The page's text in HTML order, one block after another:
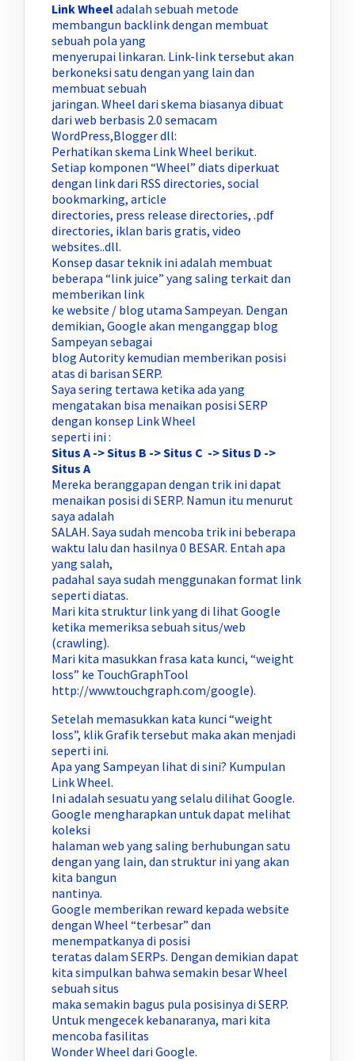
Link Wheeladalah sebuah metode
membangun backlink dengan membuat
sebuah pola yang
menyerupai linkaran. Link-link tersebut akan
berkoneksi satu dengan yang lain dan
membuat sebuah
jaringan. Wheel dari skema biasanya dibuat
dari web berbasis 2.0 semacam
WordPress,Blogger dll:
Perhatikan skema Link Wheel berikut.
Setiap komponen “Wheel” diats diperkuat
dengan link dari RSS directories, social
bookmarking, article
directories, press release directories, .pdf
directories, iklan baris gratis, video
websites..dll.
Konsep dasar teknik ini adalah membuat
beberapa “link juice” yang saling terkait dan
memberikan link
ke website / blog utama Sampeyan. Dengan
demikian, Google akan menganggap blog
Sampeyan sebagai
blog Autority kemudian memberikan posisi
atas di barisan SERP.
Saya sering tertawa ketika ada yang
mengatakan bisa menaikan posisi SERP
dengan konsep Link Wheel
seperti ini :
Situs A->Situs B ->Situs C ->Situs D ->
Situs A
Mereka beranggapan dengan trik ini dapat
menaikan posisi di SERP. Namun itu menurut
saya adalah
SALAH. Saya sudah mencoba trik ini beberapa
waktu lalu dan hasilnya 0 BESAR. Entah apa
yang salah,
padahal saya sudah menggunakan format link
seperti diatas.
Mari kita struktur link yang di lihat Google
ketika memeriksa sebuah situs/web
(crawling).
Mari kita masukkan frasa kata kunci, “weight
loss” ke TouchGraphTool
http://www.touchgraph.com/google).
Setelah memasukkan kata kunci “weight
loss”, klik Grafik tersebut maka akan menjadi
seperti ini.
Apa yang Sampeyan lihat di sini? Kumpulan
Link Wheel.
Ini adalah sesuatu yang selalu dilihat Google.
Google mengharapkan untuk dapat melihat
koleksi
halaman web yang saling berhubungan satu
dengan yang lain, dan struktur ini yang akan
kita bangun
nantinya.
Google memberikan reward kepada website
dengan Wheel “terbesar” dan
menempatkanya di posisi
teratas dalam SERPs. Dengan demikian dapat
kita simpulkan bahwa semakin besar Wheel
sebuah situs
maka semakin bagus pula posisinya di SERP.
Untuk mengecek kebanaranya, mari kita
mencoba fasilitas
Wonder Wheel dari Google.